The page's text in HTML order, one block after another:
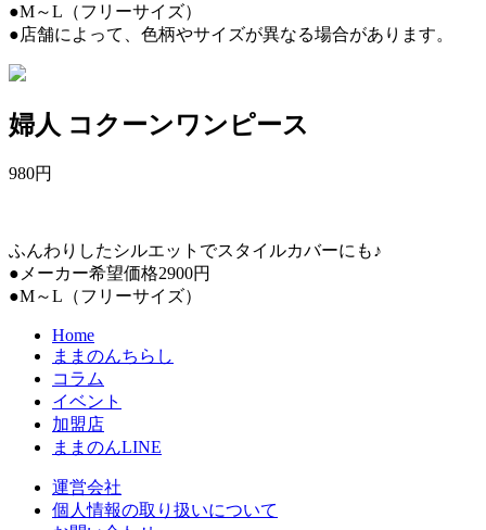
●M～L（フリーサイズ）
●店舗によって、色柄やサイズが異なる場合があります。
婦人 コクーンワンピース
980円
ふんわりしたシルエットでスタイルカバーにも♪
●メーカー希望価格2900円
●M～L（フリーサイズ）
Home
ままのんちらし
コラム
イベント
加盟店
ままのんLINE
運営会社
個人情報の取り扱いについて